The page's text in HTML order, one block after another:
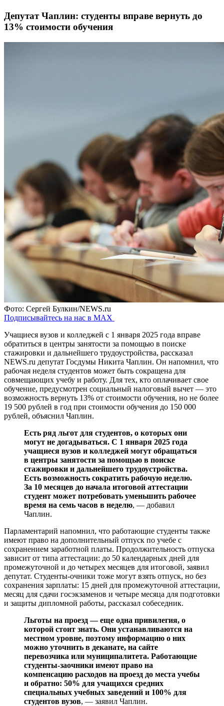
Депутат Чаплин: студенты вправе вернуть до
13% стоимости обучения
Фото: Сергей Булкин/NEWS.ru
Подписывайтесь на нас в MAX
Учащиеся вузов и колледжей с 1 января 2025 года вправе
обратиться в центры занятости за помощью в поиске
стажировки и дальнейшего трудоустройства, рассказал
NEWS.ru депутат Госдумы Никита Чаплин. Он напомнил, что
рабочая неделя студентов может быть сокращена для
совмещающих учебу и работу. Для тех, кто оплачивает свое
обучение, предусмотрен социальный налоговый вычет — это
возможность вернуть 13% от стоимости обучения, но не более
19 500 рублей в год при стоимости обучения до 150 000
рублей, объяснил Чаплин.
Есть ряд льгот для студентов, о которых они
могут не догадываться. С 1 января 2025 года
учащиеся вузов и колледжей могут обращаться
в центры занятости за помощью в поиске
стажировки и дальнейшего трудоустройства.
Есть возможность сократить рабочую неделю.
За 10 месяцев до начала итоговой аттестации
студент может потребовать уменьшить рабочее
время на семь часов в неделю, — добавил
Чаплин.
Парламентарий напомнил, что работающие студенты также
имеют право на дополнительный отпуск по учебе с
сохранением заработной платы. Продолжительность отпуска
зависит от типа аттестации: до 50 календарных дней для
промежуточной и до четырех месяцев для итоговой, заявил
депутат. Студенты-очники тоже могут взять отпуск, но без
сохранения зарплаты: 15 дней для промежуточной аттестации,
месяц для сдачи госэкзаменов и четыре месяца для подготовки
и защиты дипломной работы, рассказал собеседник.
Льготы на проезд — еще одна привилегия, о
которой стоит знать. Они устанавливаются на
местном уровне, поэтому информацию о них
можно уточнить в деканате, на сайте
перевозчика или муниципалитета. Работающие
студенты-заочники имеют право на
компенсацию расходов на проезд до места учебы
и обратно: 50% для учащихся средних
специальных учебных заведений и 100% для
студентов вузов, — заявил Чаплин.